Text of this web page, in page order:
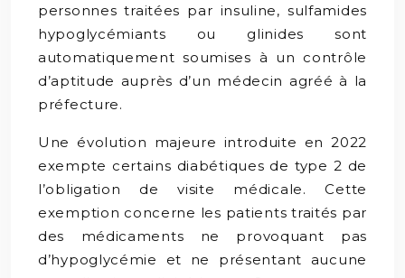
personnes traitées par insuline, sulfamides
hypoglycémiants ou glinides sont
automatiquement soumises à un contrôle
d’aptitude auprès d’un médecin agréé à la
préfecture.
Une évolution majeure introduite en 2022
exempte certains diabétiques de type 2 de
l’obligation de visite médicale. Cette
exemption concerne les patients traités par
des médicaments ne provoquant pas
d’hypoglycémie et ne présentant aucune